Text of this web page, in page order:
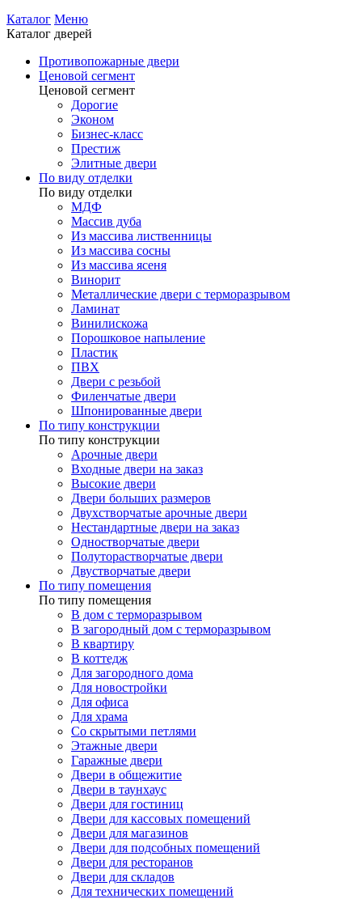
Каталог Меню
Каталог дверей
Противопожарные двери
Ценовой сегмент
Ценовой сегмент
Дорогие
Эконом
Бизнес-класс
Престиж
Элитные двери
По виду отделки
По виду отделки
МДФ
Массив дуба
Из массива лиственницы
Из массива сосны
Из массива ясеня
Винорит
Металлические двери с терморазрывом
Ламинат
Винилискожа
Порошковое напыление
Пластик
ПВХ
Двери с резьбой
Филенчатые двери
Шпонированные двери
По типу конструкции
По типу конструкции
Арочные двери
Входные двери на заказ
Высокие двери
Двери больших размеров
Двухстворчатые арочные двери
Нестандартные двери на заказ
Одностворчатые двери
Полуторастворчатые двери
Двустворчатые двери
По типу помещения
По типу помещения
В дом с терморазрывом
В загородный дом с терморазрывом
В квартиру
В коттедж
Для загородного дома
Для новостройки
Для офиса
Для храма
Со скрытыми петлями
Этажные двери
Гаражные двери
Двери в общежитие
Двери в таунхаус
Двери для гостиниц
Двери для кассовых помещений
Двери для магазинов
Двери для подсобных помещений
Двери для ресторанов
Двери для складов
Для технических помещений